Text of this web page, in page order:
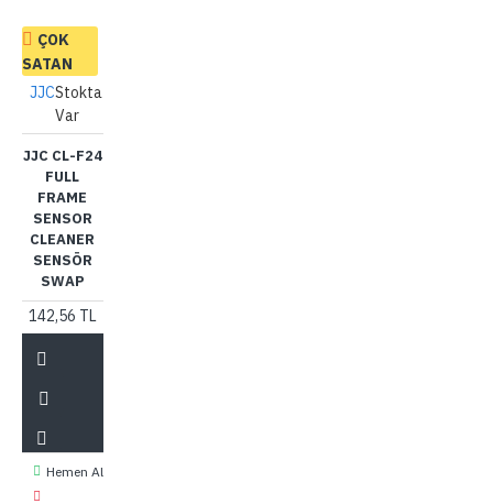
ÇOK
SATAN
JJCStokta
Var
JJC CL-F24
FULL
FRAME
SENSOR
CLEANER
SENSÖR
SWAP
142,56 TL
Hemen Al